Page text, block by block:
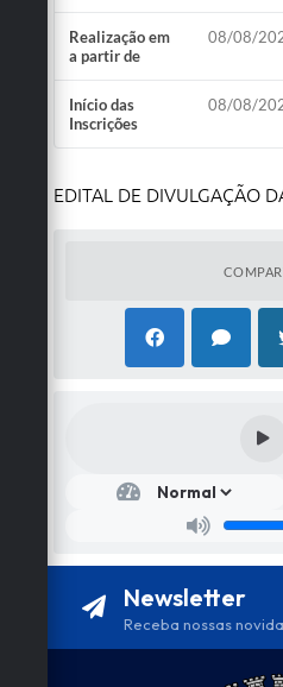
Realização em
a partir de
08/08/
Início das
Inscrições
08/08/
EDITAL DE DIVULGAÇÃO
Newsletter
Receba nossas